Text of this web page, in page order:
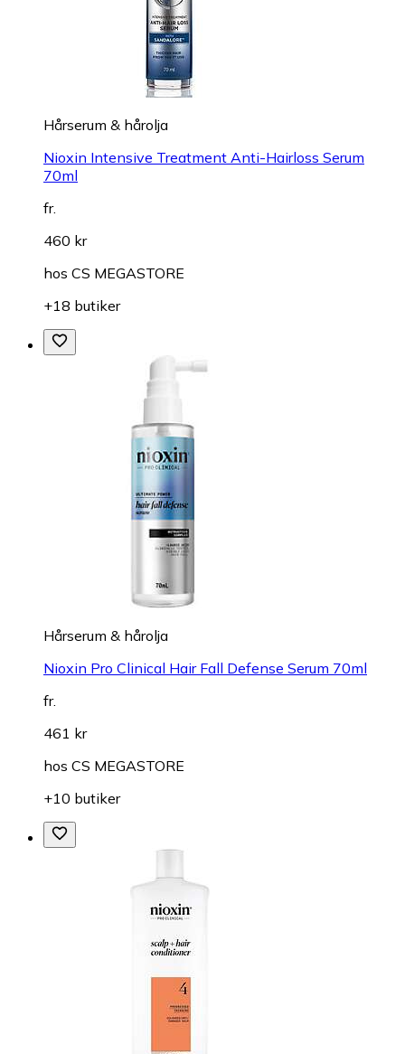
Hårserum & hårolja
Nioxin Intensive Treatment Anti-Hairloss Serum
70ml
fr.
460 kr
hos CS MEGASTORE
+18 butiker
Hårserum & hårolja
Nioxin Pro Clinical Hair Fall Defense Serum 70ml
fr.
461 kr
hos CS MEGASTORE
+10 butiker